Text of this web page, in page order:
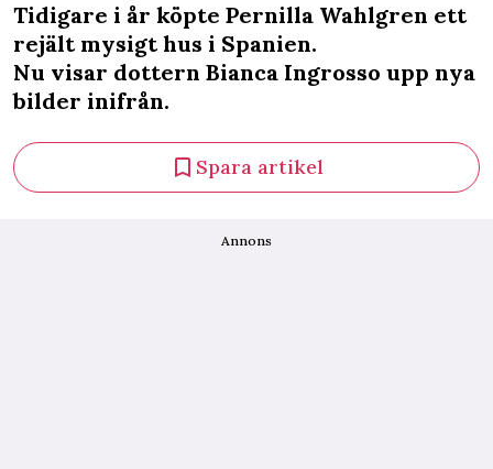
Tidigare i år köpte Pernilla Wahlgren ett
rejält mysigt hus i Spanien.
Nu visar dottern Bianca Ingrosso upp nya
bilder inifrån.
Spara artikel
Annons